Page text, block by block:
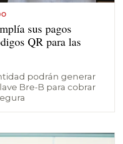
sus pagos
QR para las
podrán generar
Bre-B para cobrar